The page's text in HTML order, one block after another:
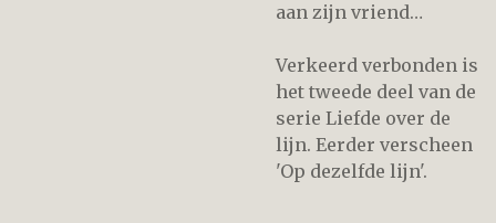
aan zijn vriend…
Verkeerd verbonden is
het tweede deel van de
serie Liefde over de
lijn. Eerder verscheen
'Op dezelfde lijn'.